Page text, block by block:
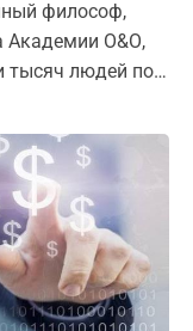
философ,
Академии О&О,
тысяч людей по